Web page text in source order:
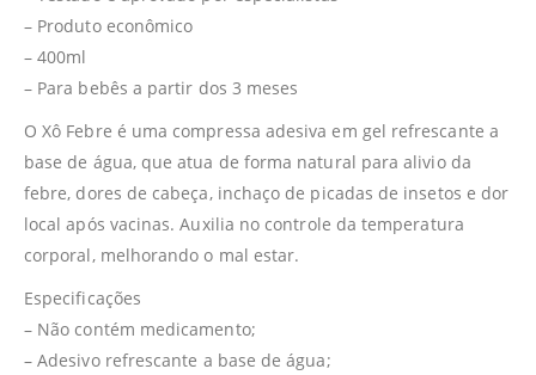
– Produto econômico
– 400ml
– Para bebês a partir dos 3 meses
O Xô Febre é uma compressa adesiva em gel refrescante a
base de água, que atua de forma natural para alivio da
febre, dores de cabeça, inchaço de picadas de insetos e dor
local após vacinas. Auxilia no controle da temperatura
corporal, melhorando o mal estar.
Especificações
– Não contém medicamento;
– Adesivo refrescante a base de água;